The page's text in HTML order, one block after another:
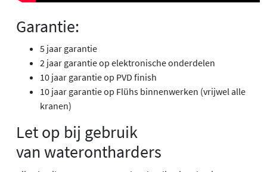
Garantie:
5 jaar garantie
2 jaar garantie op elektronische onderdelen
10 jaar garantie op PVD finish
10 jaar garantie op Flühs binnenwerken (vrijwel alle
kranen)
Let op bij gebruik
van waterontharders